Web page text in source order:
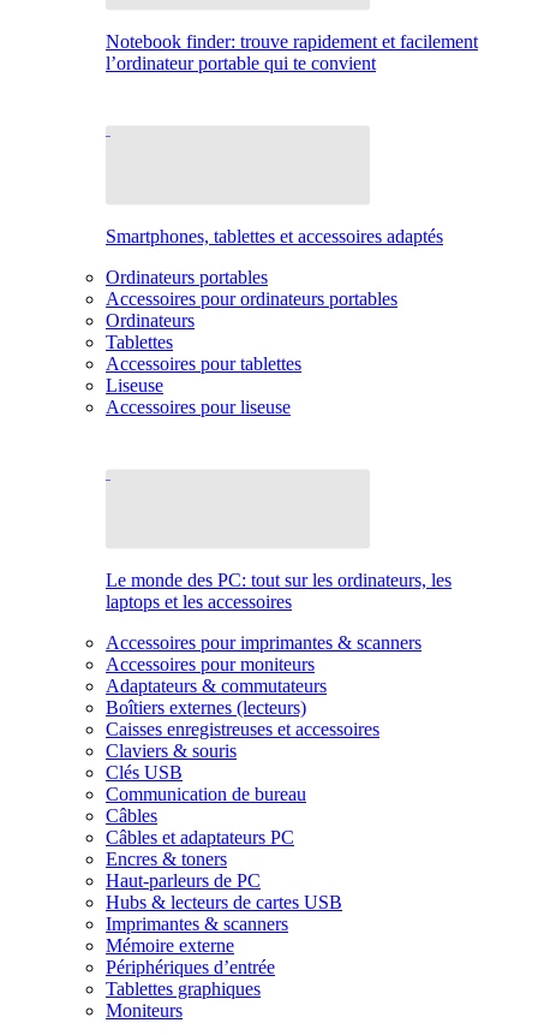
Notebook finder: trouve rapidement et facilement
l’ordinateur portable qui te convient
Smartphones, tablettes et accessoires adaptés
Ordinateurs portables
Accessoires pour ordinateurs portables
Ordinateurs
Tablettes
Accessoires pour tablettes
Liseuse
Accessoires pour liseuse
Le monde des PC: tout sur les ordinateurs, les
laptops et les accessoires
Accessoires pour imprimantes & scanners
Accessoires pour moniteurs
Adaptateurs & commutateurs
Boîtiers externes (lecteurs)
Caisses enregistreuses et accessoires
Claviers & souris
Clés USB
Communication de bureau
Câbles
Câbles et adaptateurs PC
Encres & toners
Haut-parleurs de PC
Hubs & lecteurs de cartes USB
Imprimantes & scanners
Mémoire externe
Périphériques d’entrée
Tablettes graphiques
Moniteurs